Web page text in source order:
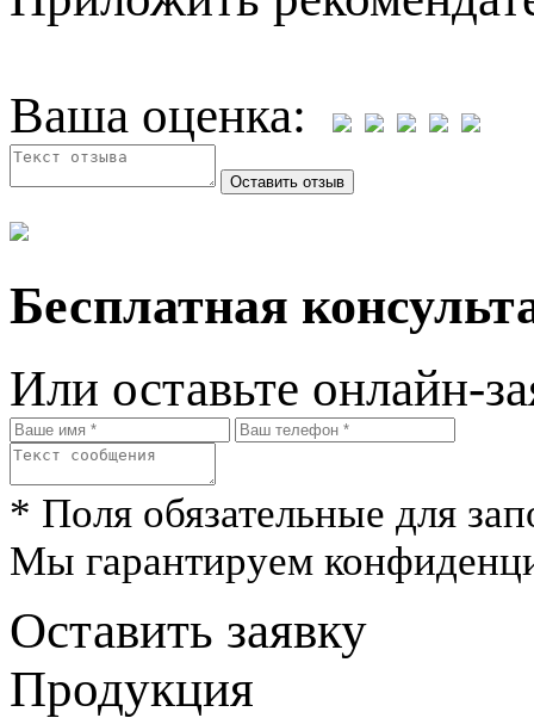
Ваша оценка:
Бесплатная
Или оставьте онлайн-
* Поля обязательные для
Мы гарантируем
Оставить заявку
Продукция